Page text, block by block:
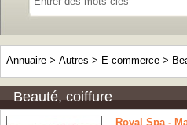
Annuaire > Autres > E-commerce >
Beauté, coiffure
Royal Spa -